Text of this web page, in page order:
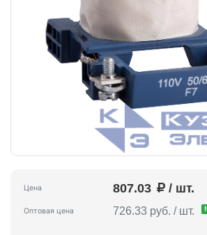
Цена 807.03 / шт.
Оптовая цена 726.33 руб. / шт. !